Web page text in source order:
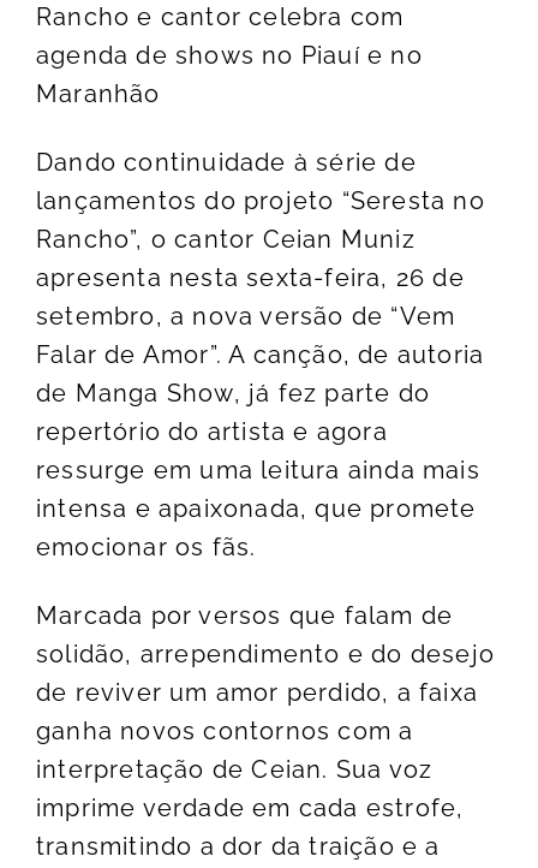
Rancho e cantor celebra com
agenda de shows no Piauí e no
Maranhão
Dando continuidade à série de
lançamentos do projeto “Seresta no
Rancho”, o cantor Ceian Muniz
apresenta nesta sexta-feira, 26 de
setembro, a nova versão de “Vem
Falar de Amor”. A canção, de autoria
de Manga Show, já fez parte do
repertório do artista e agora
ressurge em uma leitura ainda mais
intensa e apaixonada, que promete
emocionar os fãs.
Marcada por versos que falam de
solidão, arrependimento e do desejo
de reviver um amor perdido, a faixa
ganha novos contornos com a
interpretação de Ceian. Sua voz
imprime verdade em cada estrofe,
transmitindo a dor da traição e a